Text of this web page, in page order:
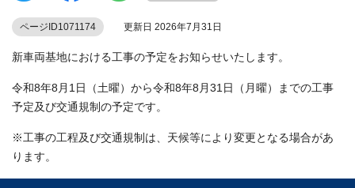
ページID1071174 更新日 2026年7月31日
新車両基地における工事の予定をお知らせいたします。
令和8年8月1日（土曜）から令和8年8月31日（月曜）までの工事
予定及び交通規制の予定です。
※工事の工程及び交通規制は、天候等により変更となる場合があ
ります。